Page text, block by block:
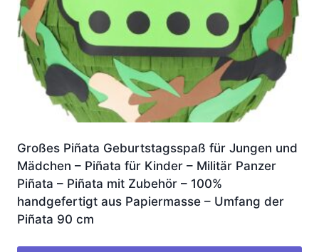
Großes Piñata Geburtstagsspaß für Jungen und
Mädchen – Piñata für Kinder – Militär Panzer
Piñata – Piñata mit Zubehör – 100%
handgefertigt aus Papiermasse – Umfang der
Piñata 90 cm